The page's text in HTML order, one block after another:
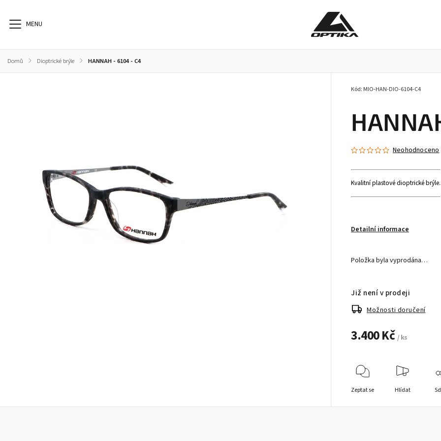
Domů / Dioptrické brýle / HANNAH - 6104 - C4
Kód: MIO-HAN-DIO-6104-C4
Neohodnoceno
Kvalitní plastové dioptrické brýle.
Detailní informace
Položka byla vyprodána…
3.400 Kč / ks
Již není v prodeji
Možnosti doručení
Zeptat se Hlídat